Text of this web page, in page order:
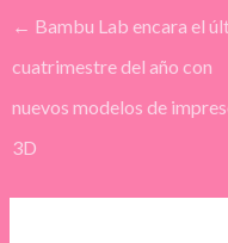
← Bambu Lab encara el
cuatrimestre del año con
nuevos modelos de
3D